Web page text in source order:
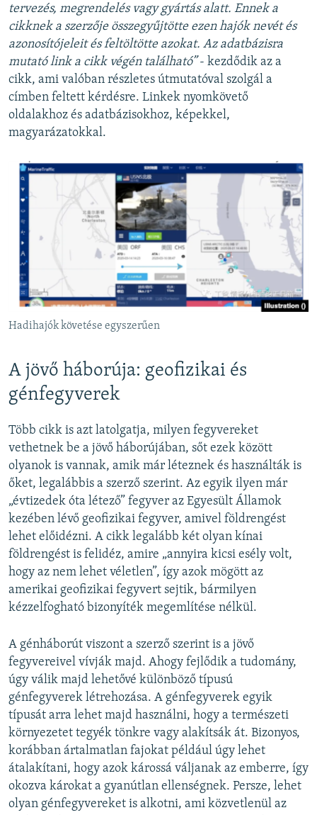
tervezés, megrendelés vagy gyártás alatt. Ennek a
cikknek a szerzője összegyűjtötte ezen hajók nevét és
azonosítójeleit és feltöltötte azokat. Az adatbázisra
mutató link a cikk végén található”- kezdődik az a
cikk, ami valóban részletes útmutatóval szolgál a
címben feltett kérdésre. Linkek nyomkövető
oldalakhoz és adatbázisokhoz, képekkel,
magyarázatokkal.
Hadihajók követése egyszerűen
A jövő háborúja: geofizikai és
génfegyverek
Több cikk is azt latolgatja, milyen fegyvereket
vethetnek be a jövő háborújában, sőt ezek között
olyanok is vannak, amik már léteznek és használták is
őket, legalábbis a szerző szerint. Az egyik ilyen már
„évtizedek óta létező” fegyver az Egyesült Államok
kezében lévő geofizikai fegyver, amivel földrengést
lehet előidézni. A cikk legalább két olyan kínai
földrengést is felidéz, amire „annyira kicsi esély volt,
hogy az nem lehet véletlen”, így azok mögött az
amerikai geofizikai fegyvert sejtik, bármilyen
kézzelfogható bizonyíték megemlítése nélkül.
A génháborút viszont a szerző szerint is a jövő
fegyvereivel vívják majd. Ahogy fejlődik a tudomány,
úgy válik majd lehetővé különböző típusú
génfegyverek létrehozása. A génfegyverek egyik
típusát arra lehet majd használni, hogy a természeti
környezetet tegyék tönkre vagy alakítsák át. Bizonyos,
korábban ártalmatlan fajokat például úgy lehet
átalakítani, hogy azok károssá váljanak az emberre, így
okozva károkat a gyanútlan ellenségnek. Persze, lehet
olyan génfegyvereket is alkotni, ami közvetlenül az